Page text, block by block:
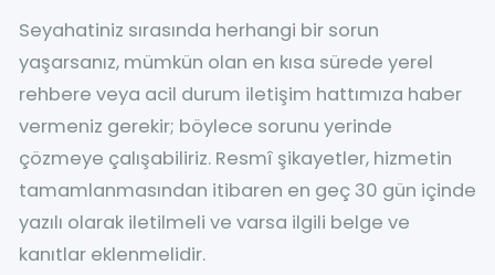
Seyahatiniz sırasında herhangi bir sorun
yaşarsanız, mümkün olan en kısa sürede yerel
rehbere veya acil durum iletişim hattımıza haber
vermeniz gerekir; böylece sorunu yerinde
çözmeye çalışabiliriz. Resmî şikayetler, hizmetin
tamamlanmasından itibaren en geç 30 gün içinde
yazılı olarak iletilmeli ve varsa ilgili belge ve
kanıtlar eklenmelidir.